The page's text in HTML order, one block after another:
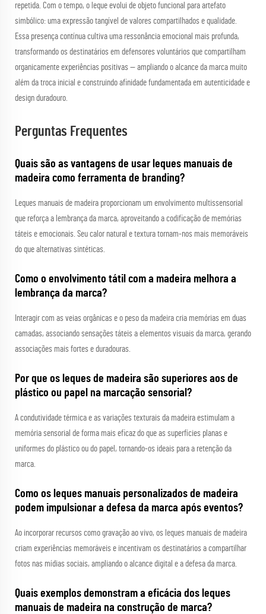
repetida. Com o tempo, o leque evolui de objeto funcional para artefato
simbólico: uma expressão tangível de valores compartilhados e qualidade.
Essa presença contínua cultiva uma ressonância emocional mais profunda,
transformando os destinatários em defensores voluntários que compartilham
organicamente experiências positivas — ampliando o alcance da marca muito
além da troca inicial e construindo afinidade fundamentada em autenticidade e
design duradouro.
Perguntas Frequentes
Quais são as vantagens de usar leques manuais de
madeira como ferramenta de branding?
Leques manuais de madeira proporcionam um envolvimento multissensorial
que reforça a lembrança da marca, aproveitando a codificação de memórias
táteis e emocionais. Seu calor natural e textura tornam-nos mais memoráveis
do que alternativas sintéticas.
Como o envolvimento tátil com a madeira melhora a
lembrança da marca?
Interagir com as veias orgânicas e o peso da madeira cria memórias em duas
camadas, associando sensações táteis a elementos visuais da marca, gerando
associações mais fortes e duradouras.
Por que os leques de madeira são superiores aos de
plástico ou papel na marcação sensorial?
A condutividade térmica e as variações texturais da madeira estimulam a
memória sensorial de forma mais eficaz do que as superfícies planas e
uniformes do plástico ou do papel, tornando-os ideais para a retenção da
marca.
Como os leques manuais personalizados de madeira
podem impulsionar a defesa da marca após eventos?
Ao incorporar recursos como gravação ao vivo, os leques manuais de madeira
criam experiências memoráveis e incentivam os destinatários a compartilhar
fotos nas mídias sociais, ampliando o alcance digital e a defesa da marca.
Quais exemplos demonstram a eficácia dos leques
manuais de madeira na construção de marca?